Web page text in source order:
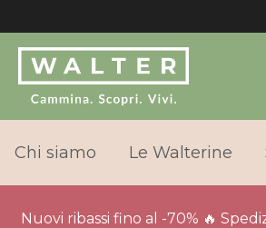
Chi siamo Le Walterine
Nuovi ribassi fino al -70% 🔥